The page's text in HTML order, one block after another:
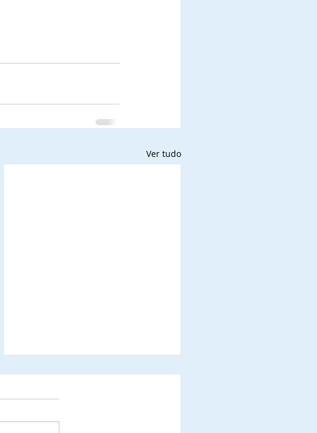
Ver tudo